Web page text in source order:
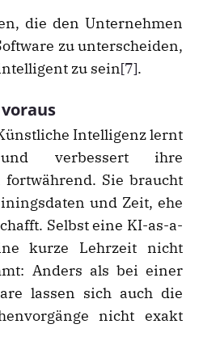
die den Unternehmen
zu unterscheiden,
zu sein[7].
Intelligenz lernt
verbessert ihre
fortwährend. Sie braucht
und Zeit, ehe
Selbst eine KI-as-a-
kurze Lehrzeit nicht
Anders als bei einer
lassen sich auch die
nicht exakt